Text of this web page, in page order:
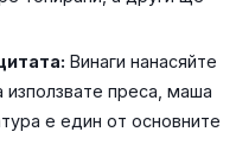
Винаги нанасяйте
преса, маша
е един от основните